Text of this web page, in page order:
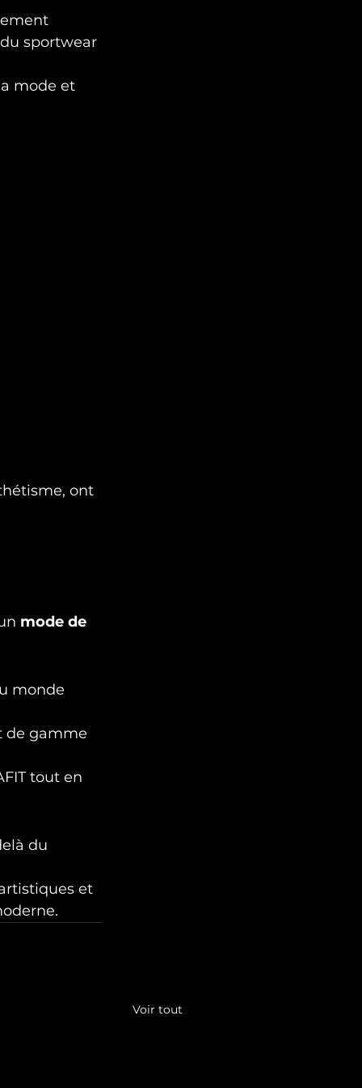
sportwear
mode et
ont
mode de
monde
de gamme
tout en
du
et
Voir tout